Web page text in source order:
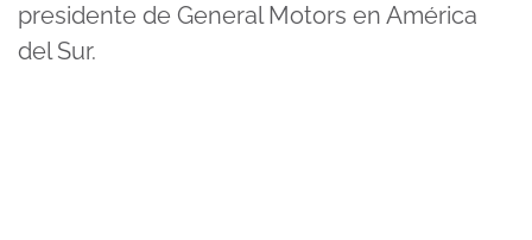
presidente de General Motors en América
del Sur.